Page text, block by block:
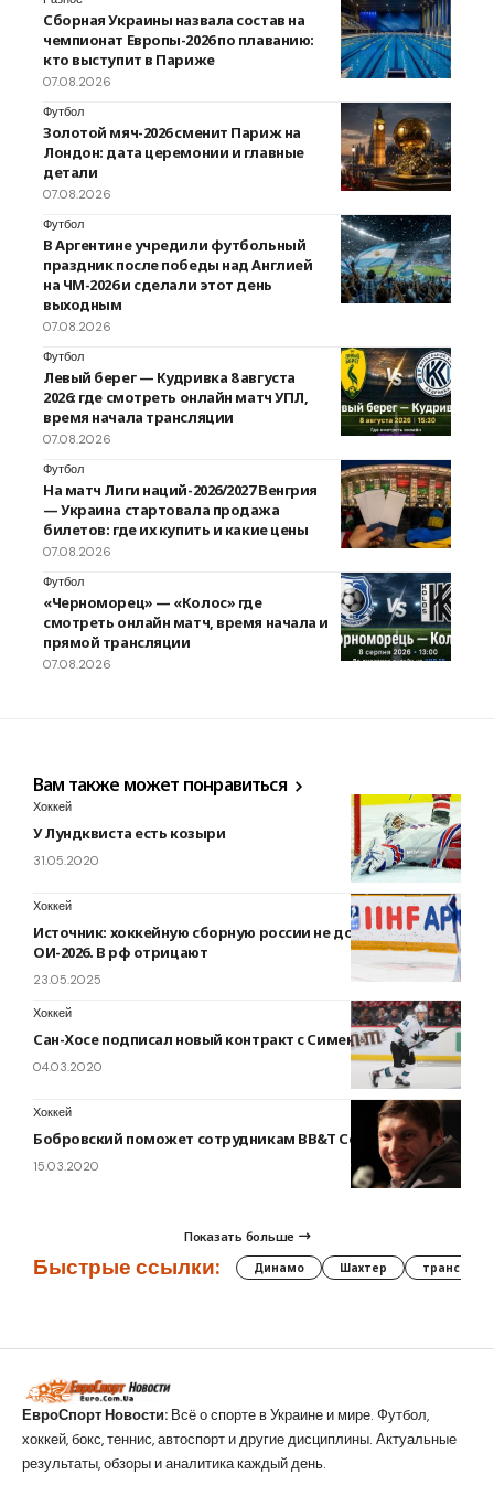
Сборная Украины назвала состав на
чемпионат Европы-2026 по плаванию:
кто выступит в Париже
07.08.2026
Футбол
Золотой мяч-2026 сменит Париж на
Лондон: дата церемонии и главные
детали
07.08.2026
Футбол
В Аргентине учредили футбольный
праздник после победы над Англией
на ЧМ-2026 и сделали этот день
выходным
07.08.2026
Футбол
Левый берег — Кудривка 8 августа
2026: где смотреть онлайн матч УПЛ,
время начала трансляции
07.08.2026
Футбол
На матч Лиги наций-2026/2027 Венгрия
— Украина стартовала продажа
билетов: где их купить и какие цены
07.08.2026
Футбол
«Черноморец» — «Колос» где
смотреть онлайн матч, время начала и
прямой трансляции
07.08.2026
Вам также может понравиться
Хоккей
У Лундквиста есть козыри
31.05.2020
Хоккей
Источник: хоккейную сборную россии не допустили на
ОИ-2026. В рф отрицают
23.05.2025
Хоккей
Сан-Хосе подписал новый контракт с Симеком
04.03.2020
Хоккей
Бобровский поможет сотрудникам BB&T Center
15.03.2020
Показать больше
Быстрые ссылки: Динамо Шахтер трансферы
ЕвроСпорт Новости: Всё о спорте в Украине и мире. Футбол,
хоккей, бокс, теннис, автоспорт и другие дисциплины. Актуальные
результаты, обзоры и аналитика каждый день.